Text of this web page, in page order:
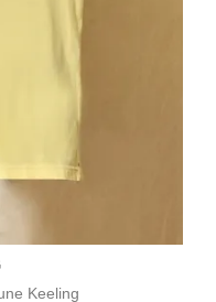
Keeling